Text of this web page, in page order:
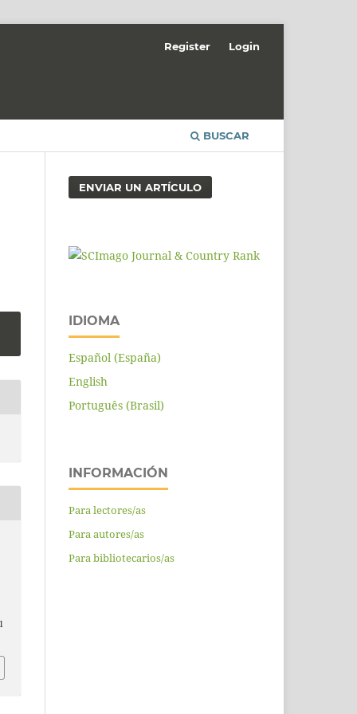
BUSCAR
Register Login
ENVIAR UN ARTÍCULO
IDIOMA
Español (España)
English
Português (Brasil)
INFORMACIÓN
Para lectores/as
Para autores/as
Para bibliotecarios/as